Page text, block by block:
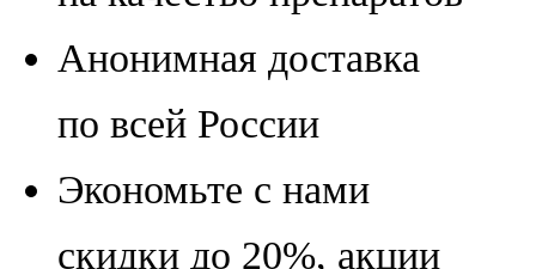
Анонимная доставка
по всей России
Экономьте с нами
скидки до 20%, акции